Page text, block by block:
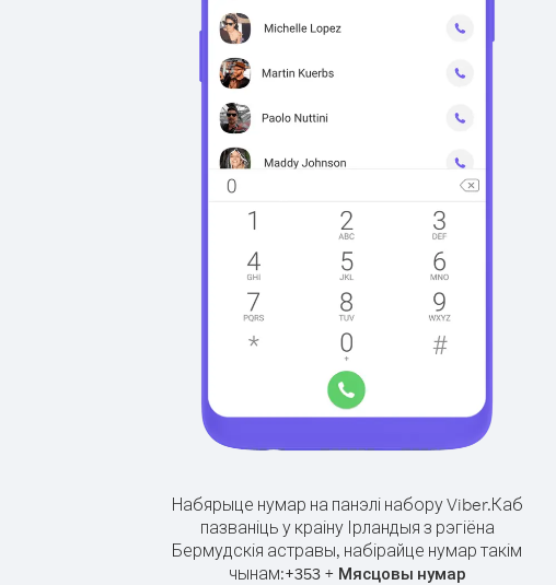
Набярыце нумар на панэлі набору Viber.Каб
пазваніць у краіну Ірландыя з рэгіёна
Бермудскія астравы, набірайце нумар такім
чынам:+353+ Мясцовы нумар